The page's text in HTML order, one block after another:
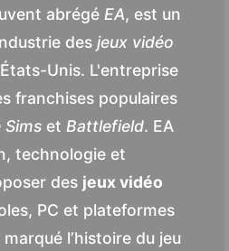
abrégé EA, est un
des jeux vidéo
Unis. L'entreprise
franchises populaires
Sims et Battlefield. EA
technologie et
des jeux vidéo
PC et plateformes
l’histoire du jeu